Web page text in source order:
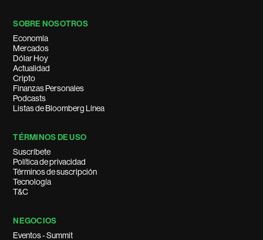
SOBRE NOSOTROS
Economía
Mercados
Dólar Hoy
Actualidad
Cripto
Finanzas Personales
Podcasts
Listas de Bloomberg Línea
TÉRMINOS DE USO
Suscríbete
Política de privacidad
Términos de suscripción
Tecnología
T&C
NEGOCIOS
Eventos - Summit